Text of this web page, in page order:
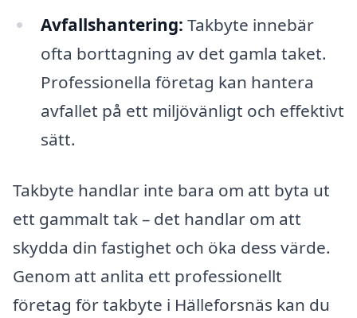
Avfallshantering: Takbyte innebär
ofta borttagning av det gamla taket.
Professionella företag kan hantera
avfallet på ett miljövänligt och effektivt
sätt.
Takbyte handlar inte bara om att byta ut
ett gammalt tak – det handlar om att
skydda din fastighet och öka dess värde.
Genom att anlita ett professionellt
företag för takbyte i Hälleforsnäs kan du